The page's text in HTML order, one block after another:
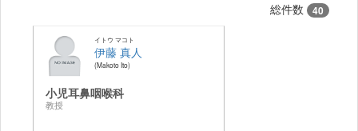
総件数 40
イトウ マコト
伊藤 真人
Makoto Ito
小児耳鼻咽喉科
教授